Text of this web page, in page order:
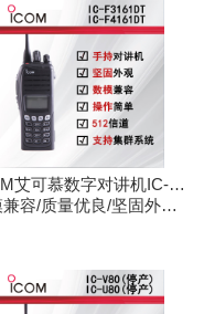
艾可慕数字对讲机IC-
IC-F4161D
容/质量优良/坚固外观/